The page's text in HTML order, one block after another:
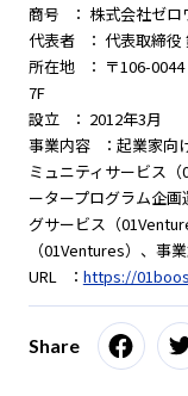
商号 ： 株式会社ゼロ
代表者 ： 代表取締役
所在地 ： 〒106-
7F
設立 ： 2012年3月
事業内容 ：起業家向
ミュニティサービス
ータープログラム企
グサービス（
（01Ventures）、事
URL ： https://
Share